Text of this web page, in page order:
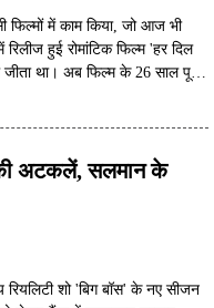
में काम किया, जो आज भी
हुई रोमांटिक फिल्म 'हर दिल
जीता था। अब फिल्म के 26 साल पूरे
की अटकलें, सलमान के
शो 'बिग बॉस' के नए सीजन